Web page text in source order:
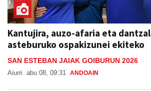
Kantujira, auzo-afaria eta
asteburuko ospakizunei ekiteko
SAN ESTEBAN JAIAK GOIBURUN 2026
Aiurri abu 08, 09:31 ANDOAIN